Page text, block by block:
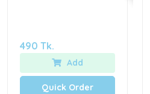
490 Tk.
Add
Quick Order